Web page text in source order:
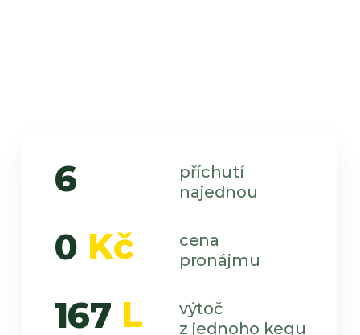
6
příchutí
najednou
0 Kč
cena
pronájmu
167 L
výtoč
z jednoho kegu